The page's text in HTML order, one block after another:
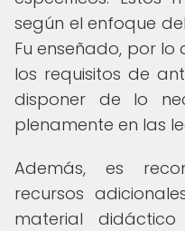
según el enfoque
Fu enseñado, por
los requisitos de
disponer de lo
plenamente en las
Además, es
recursos
material